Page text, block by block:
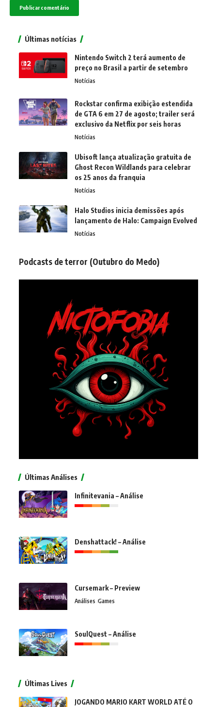
Últimas notícias
Nintendo Switch 2 terá aumento de
preço no Brasil a partir de setembro
Notícias
Rockstar confirma exibição estendida
de GTA 6 em 27 de agosto; trailer será
exclusivo da Netflix por seis horas
Notícias
Ubisoft lança atualização gratuita de
Ghost Recon Wildlands para celebrar
os 25 anos da franquia
Notícias
Halo Studios inicia demissões após
lançamento de Halo: Campaign Evolved
Notícias
Podcasts de terror (Outubro do Medo)
Últimas Análises
Infinitevania – Análise
Denshattack! – Análise
Cursemark – Preview
Análises Games
SoulQuest – Análise
Últimas Lives
JOGANDO MARIO KART WORLD ATÉ O